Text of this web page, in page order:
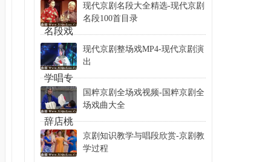
京剧珠帘寨凌珂施昊闫虹羽
京剧十五贯李盛藻王泉奎
现代京剧海港完整版
京剧三看御妹张秀云下
京剧打渔杀家李军史依弘
京剧将相和完璧归赵渑池会李少春袁世海
京剧朱砂痣行善得子或天降麒麟王佩瑜蔡筱滢
京剧问樵闹府打棍出箱凌珂
京剧捉放曹凌珂王昊李未
现代京剧名段大全精选-现代京剧
名段100首目录
现代京剧整场戏MP4-现代京剧演
出
国粹京剧全场戏视频-国粹京剧全
场戏曲大全
京剧知识教学与唱段欣赏-京剧教
学过程